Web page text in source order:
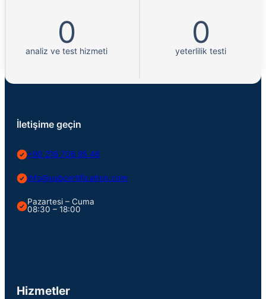
0
analiz ve test hizmeti
0
yeterlilik testi
İletişime geçin
+90 216 706 95 46
info@usbcertification.com
Pazartesi – Cuma
08:30 – 18:00
Hizmetler